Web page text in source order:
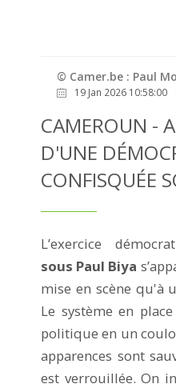
© Camer.be : Paul
19 Jan 2026 10:58:00
CAMEROUN -
D'UNE
CONFISQUÉE
L’exercice
sous Paul Biya
mise en scène qu'à
Le système en
politique en un
apparences sont
est verrouillée. On